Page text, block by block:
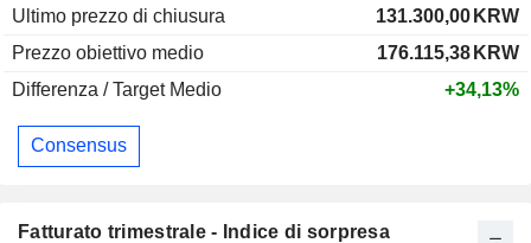
Ultimo prezzo di chiusura
131.300,00 KRW
Prezzo obiettivo medio
176.115,38 KRW
Differenza / Target Medio
+34,13%
Consensus
Fatturato trimestrale - Indice di sorpresa